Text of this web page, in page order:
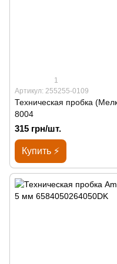
1
Артикул: 255255-0109
Техническая пробка
8004
315 грн/шт.
Купить ⚡